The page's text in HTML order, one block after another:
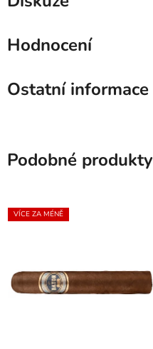
Hodnocení
Ostatní informace
Podobné produkty
VÍCE ZA MÉNĚ